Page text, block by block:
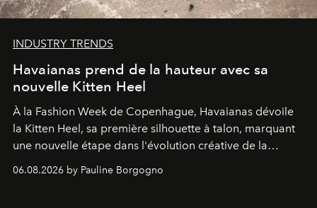
INDUSTRY TRENDS
Havaianas prend de la hauteur avec sa
nouvelle Kitten Heel
À la Fashion Week de Copenhague, Havaianas dévoile
la Kitten Heel, sa première silhouette à talon, marquant
une nouvelle étape dans l'évolution créative de la
06.08.2026 by Pauline Borgogno